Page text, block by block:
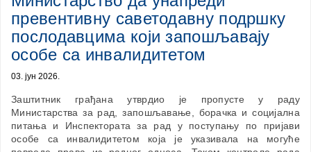
превентивну саветодавну подршку
послодавцима који запошљавају
особе са инвалидитетом
03. јун 2026.
Заштитник грађана утврдио је пропусте у раду
Министарства за рад, запошљавање, борачка и социјална
питања и Инспектората за рад у поступању по пријави
особе са инвалидитетом која је указивала на могуће